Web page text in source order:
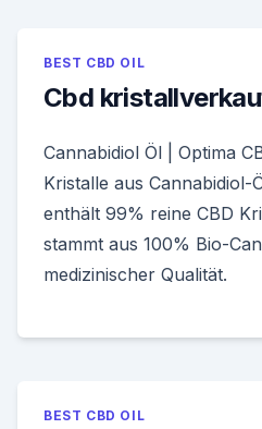
BEST CBD OIL
Cbd
Cannabidiol Öl | Optima
Kristalle aus Cannabidiol-
enthält 99% reine CBD
stammt aus 100% Bio-
medizinischer Qualität.
BEST CBD OIL